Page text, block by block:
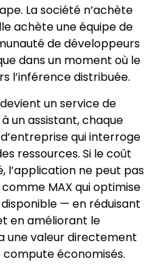
La société n’achète
achète une équipe de
de développeurs
dans un moment où le
l’inférence distribuée.
devient un service de
un assistant, chaque
qui interroge
ressources. Si le coût
l’application ne peut pas
MAX qui optimise
— en réduisant
en améliorant le
valeur directement
économisés.